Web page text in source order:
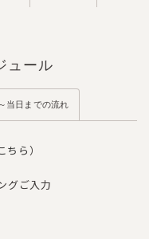
ュール
当日までの流れ
ちら）
グご入力